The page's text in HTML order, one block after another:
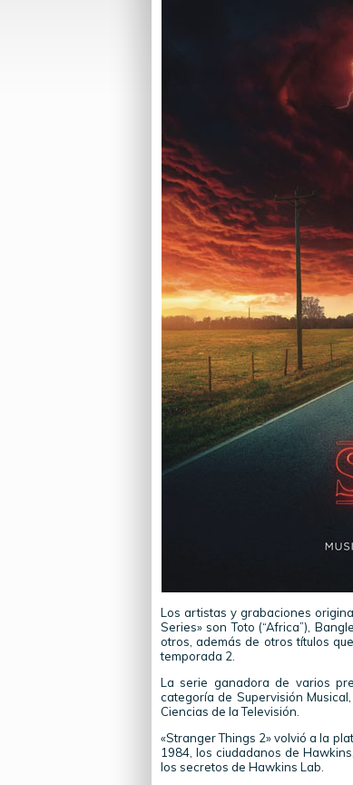
Los artistas y grabaciones
Series» son Toto (“Africa”),
otros, además de otros títulos
temporada 2.
La serie ganadora de varios
categoría de Supervisión
Ciencias de la Televisión.
«Stranger Things 2» volvió a la
1984, los ciudadanos de
los secretos de Hawkins Lab.